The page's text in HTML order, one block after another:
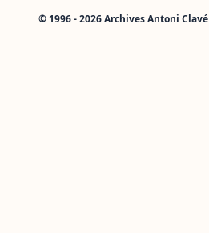
© 1996 - 2026 Archives Antoni Clavé